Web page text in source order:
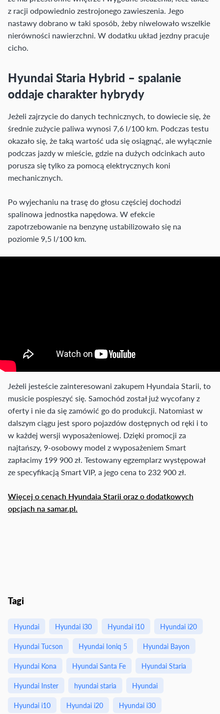
z racji odpowiednio zestrojonego zawieszenia. Jego
nastawy dobrano w taki sposób, żeby niwelowało wszelkie
nierówności nawierzchni. W dodatku układ jezdny pracuje
cicho.
Hyundai Staria Hybrid – spalanie
oddaje charakter hybrydy
Jeżeli zajrzycie do danych technicznych, to dowiecie się, że
średnie zużycie paliwa wynosi 7,6 l/100 km. Podczas testu
okazało się, że taką wartość uda się osiągnąć, ale wyłącznie
podczas jazdy w mieście, gdzie na dużych odcinkach auto
porusza się tylko za pomocą elektrycznych koni
mechanicznych.
Po wyjechaniu na trasę do głosu częściej dochodzi
spalinowa jednostka napędowa. W efekcie
zapotrzebowanie na benzynę ustabilizowało się na
poziomie 9,5 l/100 km.
Jeżeli jesteście zainteresowani zakupem Hyundaia Starii, to
musicie pospieszyć się. Samochód został już wycofany z
oferty i nie da się zamówić go do produkcji. Natomiast w
dalszym ciągu jest sporo pojazdów dostępnych od ręki i to
w każdej wersji wyposażeniowej. Dzięki promocji za
najtańszy, 9-osobowy model z wyposażeniem Smart
zapłacimy 199 900 zł. Testowany egzemplarz występował
ze specyfikacją Smart VIP, a jego cena to 232 900 zł.
Więcej o cenach Hyundaia Starii oraz o dodatkowych
opcjach na samar.pl.
Tagi
Hyundai Hyundai i30 Hyundai i10
Hyundai i20
Hyundai Tucson
Hyundai Ioniq 5
Hyundai Bayon
Hyundai Kona
Hyundai Santa Fe
Hyundai Staria
Hyundai Inster
hyundai staria
Hyundai
Hyundai i10
Hyundai i20
Hyundai i30